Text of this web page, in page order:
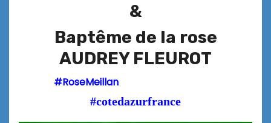
&
Baptême de la rose
AUDREY FLEUROT
#RoseMeillan
#cotedazurfrance